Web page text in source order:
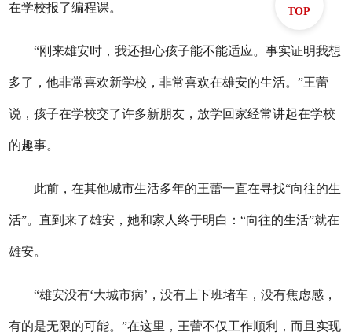
在学校报了编程课。
“刚来雄安时，我还担心孩子能不能适应。事实证明我想
多了，他非常喜欢新学校，非常喜欢在雄安的生活。”王蕾
说，孩子在学校交了许多新朋友，放学回家经常讲起在学校
的趣事。
此前，在其他城市生活多年的王蕾一直在寻找“向往的生
活”。直到来了雄安，她和家人终于明白：“向往的生活”就在
雄安。
“雄安没有‘大城市病’，没有上下班堵车，没有焦虑感，
有的是无限的可能。”在这里，王蕾不仅工作顺利，而且实现
TOP